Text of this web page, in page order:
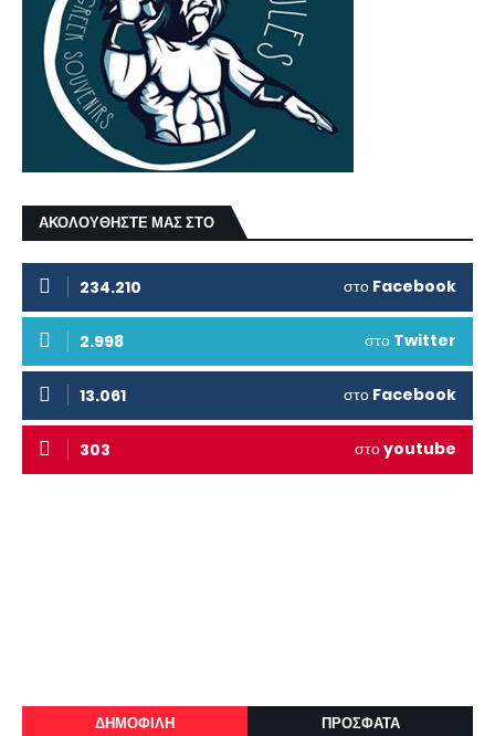
ΑΚΟΛΟΥΘΗΣΤΕ ΜΑΣ ΣΤΟ
234.210 στο Facebook
2.998 στο Twitter
13.061 στο Facebook
303 στοyoutube
ΔΗΜΟΦΙΛΗ ΠΡΟΣΦΑΤΑ